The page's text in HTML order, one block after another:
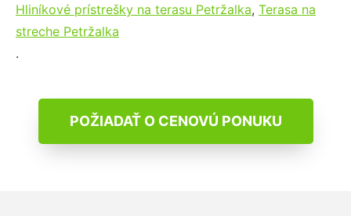
Hliníkové prístrešky na terasu Petržalka, Terasa na
streche Petržalka
.
POŽIADAŤ O CENOVÚ PONUKU